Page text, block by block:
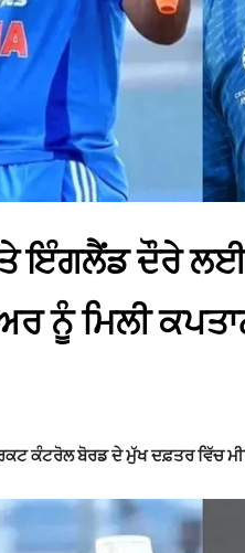
ਦੌਰੇ ਲਈ
ਮਿਲੀ
ਕੰਟਰੋਲ ਬੋਰਡ ਦੇ ਮੁੱਖ ਦਫ਼ਤਰ ਵਿੱਚ